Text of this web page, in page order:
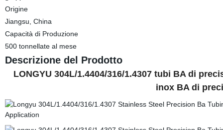
Origine
Jiangsu, China
Capacità di Produzione
500 tonnellate al mese
Descrizione del Prodotto
LONGYU 304L/1.4404/316/1.4307 tubi BA di
inox BA di